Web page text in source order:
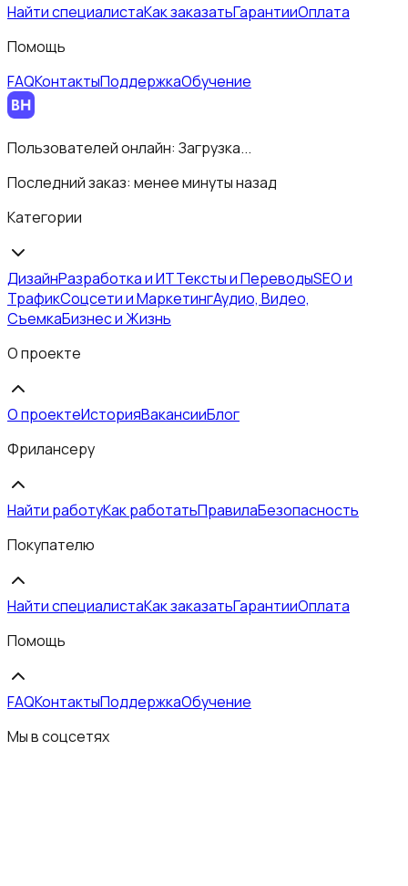
Найти специалистаКак заказатьГарантииОплата
Помощь
FAQКонтактыПоддержкаОбучение
Пользователей онлайн: Загрузка...
Последний заказ: менее минуты назад
Категории
ДизайнРазработка и ИТТексты и ПереводыSEO и
ТрафикСоцсети и МаркетингАудио, Видео,
СъемкаБизнес и Жизнь
О проекте
О проектеИсторияВакансииБлог
Фрилансеру
Найти работуКак работатьПравилаБезопасность
Покупателю
Найти специалистаКак заказатьГарантииОплата
Помощь
FAQКонтактыПоддержкаОбучение
Мы в соцсетях